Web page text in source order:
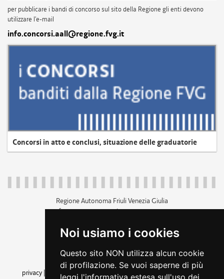
Noi usiamo i cookies
Questo sito NON utilizza alcun cookie
di profilazione. Se vuoi saperne di più
leggi l'informativa estesa sull'uso dei
per pubblicare i bandi di concorso sul sito della Regione gli enti devono
utilizzare l'e-mail
info.concorsi.aall@regione.fvg.it
Concorsi in atto e conclusi, situazione delle graduatorie
Regione Autonoma Friuli Venezia Giulia
c.f. 80014930327; p.iva 00526040324
+39 040 3771111
amministrazione trasparente
privacy
cookie |note legali accessibilità
dichiarazione di